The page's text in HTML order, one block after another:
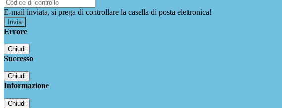
E-mail inviata, si prega di controllare la casella di posta elettronica!
Errore
Chiudi
Successo
Chiudi
Informazione
Chiudi